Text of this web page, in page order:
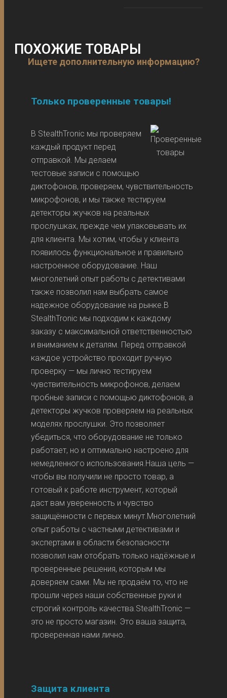
ПОХОЖИЕ ТОВАРЫ
Ищете дополнительную информацию?
Только проверенные товары!
В StealthTronic мы проверяем
каждый продукт перед
отправкой. Мы делаем
тестовые записи с помощью
диктофонов, проверяем, чувствительность
микрофонов, и мы также тестируем
детекторы жучков на реальных
прослушках, прежде чем упаковывать их
для клиента. Мы хотим, чтобы у клиента
появилось функциональное и правильно
настроенное оборудование. Наш
многолетний опыт работы с детективами
также позволил нам выбрать самое
надежное оборудование на рынке.В
StealthTronic мы подходим к каждому
заказу с максимальной ответственностью
и вниманием к деталям. Перед отправкой
каждое устройство проходит ручную
проверку — мы лично тестируем
чувствительность микрофонов, делаем
пробные записи с помощью диктофонов, а
детекторы жучков проверяем на реальных
моделях прослушки. Это позволяет
убедиться, что оборудование не только
работает, но и оптимально настроено для
немедленного использования.Наша цель —
чтобы вы получили не просто товар, а
готовый к работе инструмент, который
даст вам уверенность и чувство
защищённости с первых минут.Многолетний
опыт работы с частными детективами и
экспертами в области безопасности
позволил нам отобрать только надёжные и
проверенные решения, которым мы
доверяем сами. Мы не продаём то, что не
прошли через наши собственные руки и
строгий контроль качества.StealthTronic —
это не просто магазин. Это ваша защита,
проверенная нами лично.
Защита клиента